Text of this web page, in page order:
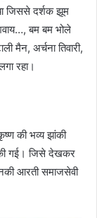
जिससे दर्शक झूम
बम बम भोले
मैन, अर्चना तिवारी,
रहा।
की भव्य झांकी
की गई। जिसे देखकर
आरती समाजसेवी